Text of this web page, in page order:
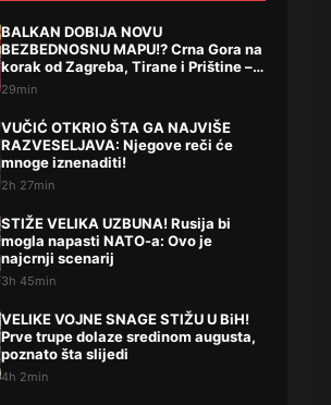
BALKAN DOBIJA NOVU
BEZBEDNOSNU MAPU!? Crna Gora na
korak od Zagreba, Tirane i Prištine –
detalji koji su podigli prašinu
29min
VUČIĆ OTKRIO ŠTA GA NAJVIŠE
RAZVESELJAVA: Njegove reči će
mnoge iznenaditi!
2h 27min
STIŽE VELIKA UZBUNA! Rusija bi
mogla napasti NATO-a: Ovo je
najcrnji scenarij
3h 45min
VELIKE VOJNE SNAGE STIŽU U BiH!
Prve trupe dolaze sredinom augusta,
poznato šta slijedi
4h 2min